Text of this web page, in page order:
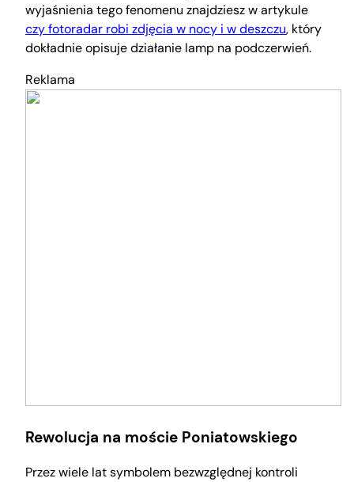
wyjaśnienia tego fenomenu znajdziesz w artykule
czy fotoradar robi zdjęcia w nocy i w deszczu, który
dokładnie opisuje działanie lamp na podczerwień.
Reklama
Rewolucja na moście Poniatowskiego
Przez wiele lat symbolem bezwzględnej kontroli